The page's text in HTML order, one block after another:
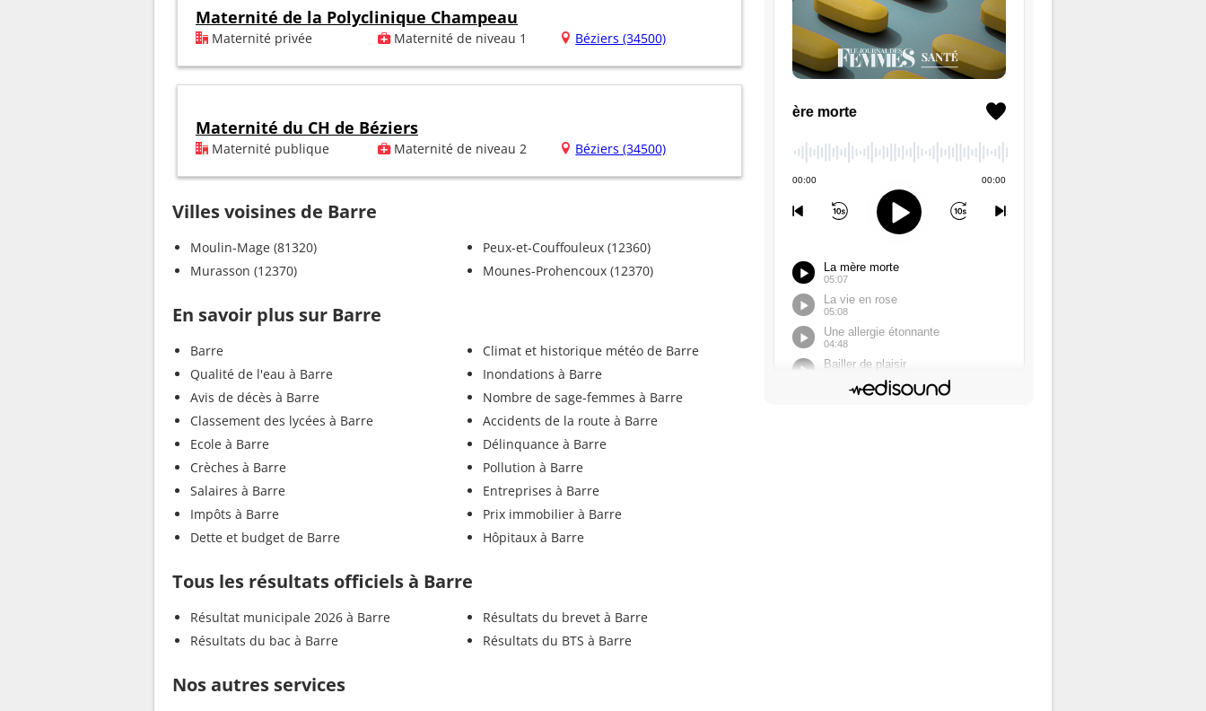
Maternité de la Polyclinique Champeau
Maternité privée Maternité de niveau 1 Béziers (34500)
Maternité du CH de Béziers
Maternité publique Maternité de niveau 2 Béziers (34500)
Villes voisines de Barre
Moulin-Mage (81320)
Murasson (12370)
Peux-et-Couffouleux (12360)
Mounes-Prohencoux (12370)
En savoir plus sur Barre
Barre
Qualité de l'eau à Barre
Avis de décès à Barre
Classement des lycées à Barre
Ecole à Barre
Crèches à Barre
Salaires à Barre
Impôts à Barre
Dette et budget de Barre
Climat et historique météo de Barre
Inondations à Barre
Nombre de sage-femmes à Barre
Accidents de la route à Barre
Délinquance à Barre
Pollution à Barre
Entreprises à Barre
Prix immobilier à Barre
Hôpitaux à Barre
Tous les résultats officiels à Barre
Résultat municipale 2026 à Barre
Résultats du bac à Barre
Résultats du brevet à Barre
Résultats du BTS à Barre
Nos autres services